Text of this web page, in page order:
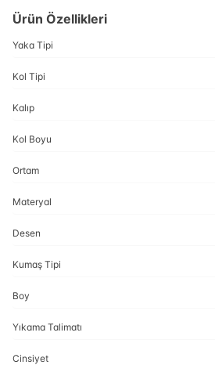
Ürün Özellikleri
Yaka Tipi
Kol Tipi
Kalıp
Kol Boyu
Ortam
Materyal
Desen
Kumaş Tipi
Boy
Yıkama Talimatı
Cinsiyet